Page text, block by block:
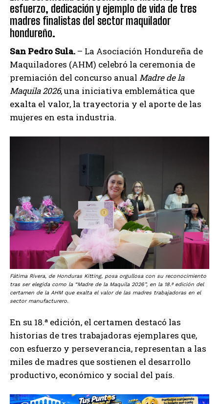
esfuerzo, dedicación y ejemplo de vida de tres
madres finalistas del sector maquilador
hondureño.
San Pedro Sula. – La Asociación Hondureña de
Maquiladores (AHM) celebró la ceremonia de
premiación del concurso anual Madre de la
Maquila 2026, una iniciativa emblemática que
exalta el valor, la trayectoria y el aporte de las
mujeres en esta industria.
Fátima Rivera, de Honduras Kitting, posa orgullosa con su reconocimiento
tras ser elegida como la “Madre de la Maquila 2026”, en la 18.ª edición del
certamen de la AHM que exalta el valor de las madres trabajadoras en el
sector manufacturero.
En su 18.ª edición, el certamen destacó las
historias de tres trabajadoras ejemplares que,
con esfuerzo y perseverancia, representan a las
miles de madres que sostienen el desarrollo
productivo, económico y social del país.